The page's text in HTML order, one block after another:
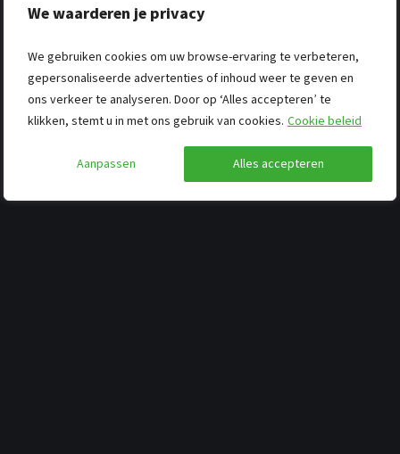
We waarderen je privacy
We gebruiken cookies om uw browse-ervaring te verbeteren,
gepersonaliseerde advertenties of inhoud weer te geven en
ons verkeer te analyseren. Door op ‘Alles accepteren’ te
klikken, stemt u in met ons gebruik van cookies. Cookie beleid
Aanpassen Alles accepteren